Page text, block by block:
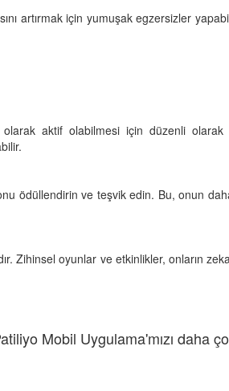
artırmak için yumuşak egzersizler
aktif olabilmesi için düzenli olarak
ödüllendirin ve teşvik edin. Bu, onun
Zihinsel oyunlar ve etkinlikler, onların
Mobil Uygulama'mızı daha